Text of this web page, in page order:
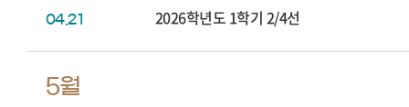
04.21 2026학년도 1학기 2/4선
5월